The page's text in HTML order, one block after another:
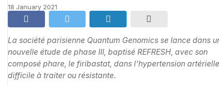
18 January 2021
La société parisienne Quantum Genomics se lance dans
nouvelle étude de phase III, baptisé REFRESH, avec son
composé phare, le firibastat, dans l’hypertension artérielle
difficile à traiter ou résistante.